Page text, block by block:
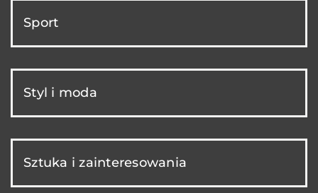
Sport
Styl i moda
Sztuka i zainteresowania